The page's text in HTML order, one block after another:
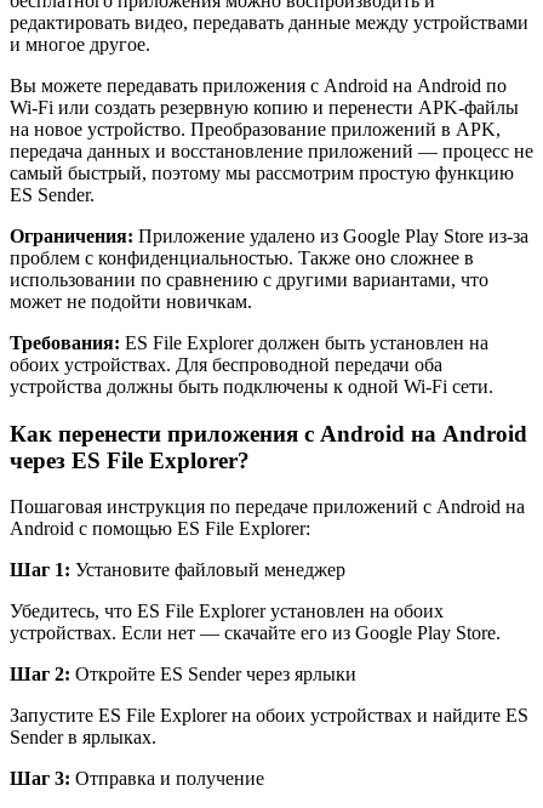
редактировать видео, передавать данные между устройствами
и многое другое.
Вы можете передавать приложения с Android на Android по
Wi-Fi или создать резервную копию и перенести APK-файлы
на новое устройство. Преобразование приложений в APK,
передача данных и восстановление приложений — процесс не
самый быстрый, поэтому мы рассмотрим простую функцию
ES Sender.
Ограничения: Приложение удалено из Google Play Store из-за
проблем с конфиденциальностью. Также оно сложнее в
использовании по сравнению с другими вариантами, что
может не подойти новичкам.
Требования: ES File Explorer должен быть установлен на
обоих устройствах. Для беспроводной передачи оба
устройства должны быть подключены к одной Wi-Fi сети.
Как перенести приложения с Android на Android
через ES File Explorer?
Пошаговая инструкция по передаче приложений с Android на
Android с помощью ES File Explorer:
Шаг 1: Установите файловый менеджер
Убедитесь, что ES File Explorer установлен на обоих
устройствах. Если нет — скачайте его из Google Play Store.
Шаг 2: Откройте ES Sender через ярлыки
Запустите ES File Explorer на обоих устройствах и найдите ES
Sender в ярлыках.
Шаг 3: Отправка и получение